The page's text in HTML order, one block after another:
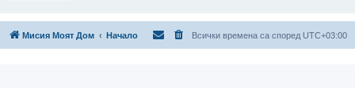
Мисия Моят Дом Начало Всички времена са според UTC+03:00